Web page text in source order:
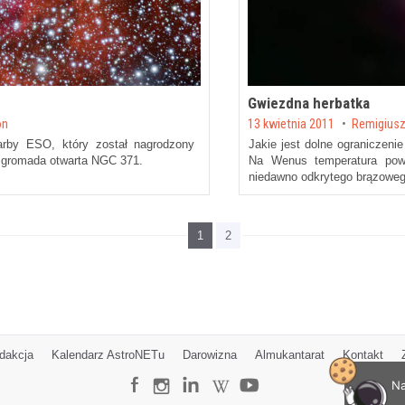
ESO, który został nagrodzony
otwarta NGC 371.
Gwiezdna herbatka
Posted on
13 kwietnia 2011 by
Jakie jest dolne
Na Wenus temperatura
niedawno odkrytego
1 2
Kalendarz AstroNETu Darowizna Almukantarat Kontakt